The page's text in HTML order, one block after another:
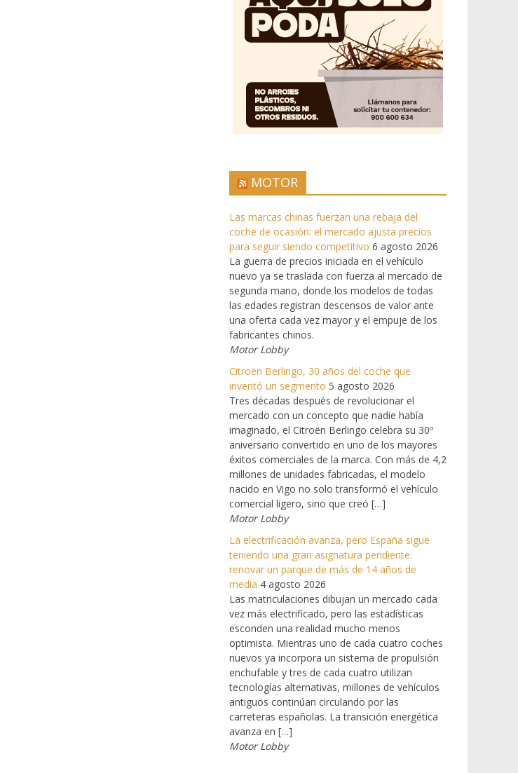
MOTOR
Las marcas chinas fuerzan una rebaja del
coche de ocasión: el mercado ajusta precios
para seguir siendo competitivo 6 agosto 2026
La guerra de precios iniciada en el vehículo
nuevo ya se traslada con fuerza al mercado de
segunda mano, donde los modelos de todas
las edades registran descensos de valor ante
una oferta cada vez mayor y el empuje de los
fabricantes chinos.
Motor Lobby
Citroën Berlingo, 30 años del coche que
inventó un segmento 5 agosto 2026
Tres décadas después de revolucionar el
mercado con un concepto que nadie había
imaginado, el Citroën Berlingo celebra su 30º
aniversario convertido en uno de los mayores
éxitos comerciales de la marca. Con más de 4,2
millones de unidades fabricadas, el modelo
nacido en Vigo no solo transformó el vehículo
comercial ligero, sino que creó […]
Motor Lobby
La electrificación avanza, pero España sigue
teniendo una gran asignatura pendiente:
renovar un parque de más de 14 años de
media 4 agosto 2026
Las matriculaciones dibujan un mercado cada
vez más electrificado, pero las estadísticas
esconden una realidad mucho menos
optimista. Mientras uno de cada cuatro coches
nuevos ya incorpora un sistema de propulsión
enchufable y tres de cada cuatro utilizan
tecnologías alternativas, millones de vehículos
antiguos continúan circulando por las
carreteras españolas. La transición energética
avanza en […]
Motor Lobby